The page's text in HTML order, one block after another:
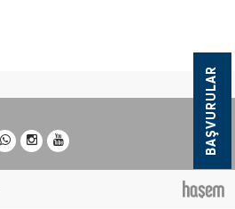
BAŞVURULAR